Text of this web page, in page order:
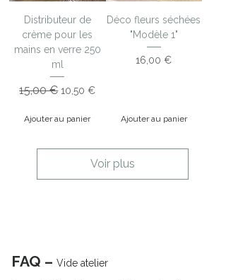
Distributeur de
crème pour les
mains en verre 250
ml
Prix original
15,00 € Prix promotionnel
10,50 €
Ajouter au panier
Déco fleurs séchées
"Modèle 1"
Prix
16,00 €
Ajouter au panier
Voir plus
FAQ – Vide atelier